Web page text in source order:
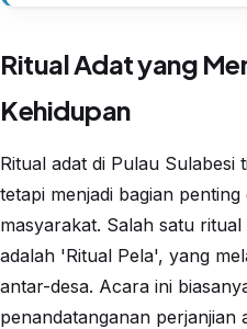
Ritual Adat yang
Kehidupan
Ritual adat di Pulau Sulabesi
tetapi menjadi bagian
masyarakat. Salah satu
adalah 'Ritual Pela', yang
antar-desa. Acara ini
penandatanganan perjanjian